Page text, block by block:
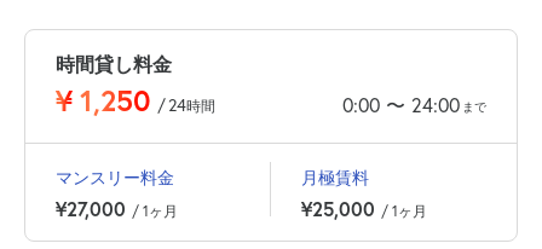
時間貸し料金
¥1,250 /24時間 0:00 〜 24:00 まで
マンスリー料金
¥27,000 / 1ヶ月
月極賃料
¥25,000 / 1ヶ月